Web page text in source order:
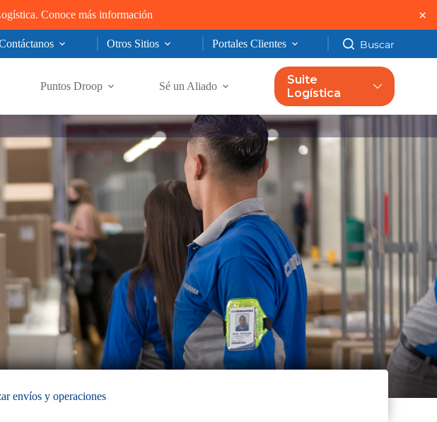
Conoce más información ×
Otros Sitios Portales Clientes
Puntos Droop Sé un Aliado
Suite
Logística
envíos y operaciones